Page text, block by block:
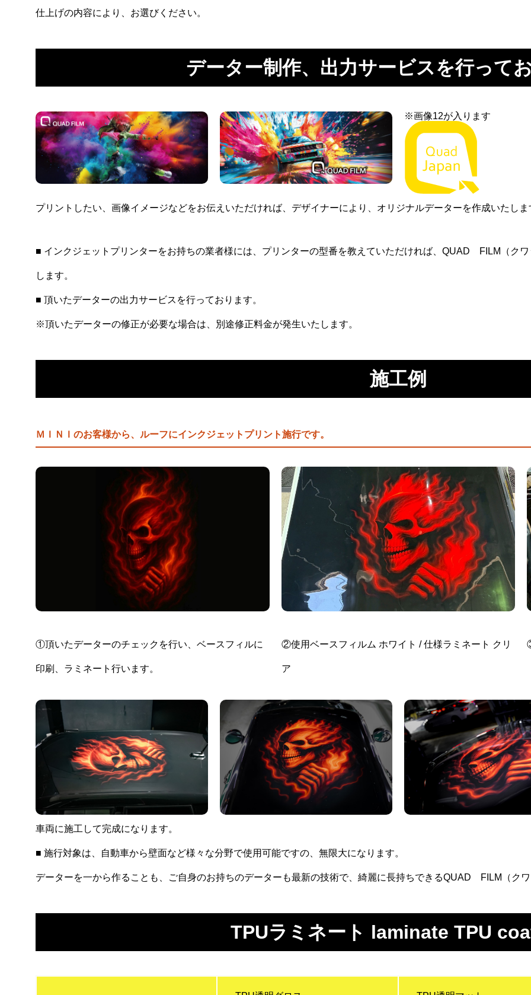
仕上げの内容により、お選びください。
データー制作、出力サービスを行って
※画像12が入ります
プリントしたい、画像イメージなどをお伝えいただければ、デザイナーにより、オリジナルデーターを作成いたしま
■ インクジェットプリンターをお持ちの業者様には、プリンターの型番を教えていただければ、QUAD FILM（ク
します。
■ 頂いたデーターの出力サービスを行っております。
※頂いたデーターの修正が必要な場合は、別途修正料金が発生いたします。
施工例
ＭＩＮＩのお客様から、ルーフにインクジェットプリント施行です。
①頂いたデーターのチェックを行い、ベースフィルに
印刷、ラミネート行います。
②使用ベースフィルム ホワイト / 仕様ラミネート クリ
ア
車両に施工して完成になります。
■ 施行対象は、自動車から壁面など様々な分野で使用可能ですの、無限大になります。
データーを一から作ることも、ご自身のお持ちのデーターも最新の技術で、綺麗に長持ちできるQUAD FILM（ク
TPUラミネート laminate TPU